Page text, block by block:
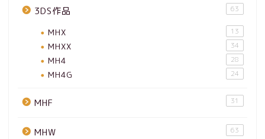
3DS作品 63
MHX 13
MHXX 34
MH4 28
MH4G 24
MHF 31
MHW 63